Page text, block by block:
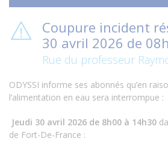
Coupure incident
30 avril 2026 de
Rue du professeur
ODYSSI informe ses abonnés qu’en
l’alimentation en eau sera interrompue :
Jeudi 30 avril 2026 de 8h00 à 14h30
de Fort-De-France :